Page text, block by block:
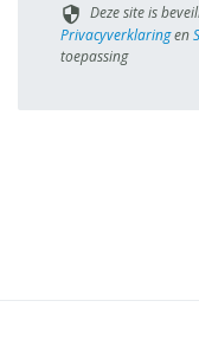
security Deze site is
Privacyverklaringen
toepassing